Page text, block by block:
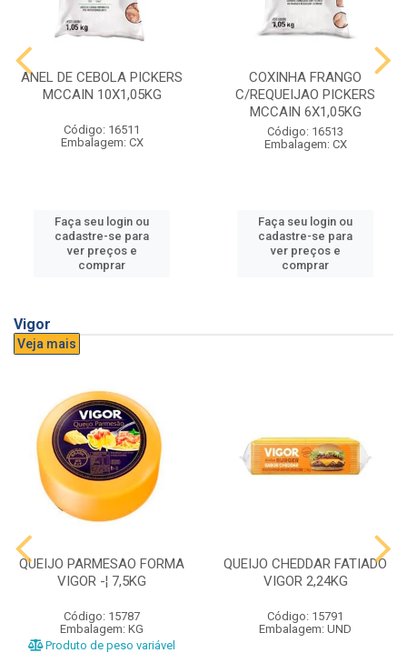
ANEL DE CEBOLA PICKERS
MCCAIN 10X1,05KG
Código: 16511
Embalagem: CX
Faça seu login ou
cadastre-se para
ver preços e
comprar
COXINHA FRANGO
C/REQUEIJAO PICKERS
MCCAIN 6X1,05KG
Código: 16513
Embalagem: CX
Faça seu login ou
cadastre-se para
ver preços e
comprar
Vigor
Veja mais
QUEIJO PARMESAO FORMA
VIGOR -¦ 7,5KG
Código: 15787
Embalagem: KG
Produto de peso variável
QUEIJO CHEDDAR FATIADO
VIGOR 2,24KG
Código: 15791
Embalagem: UND